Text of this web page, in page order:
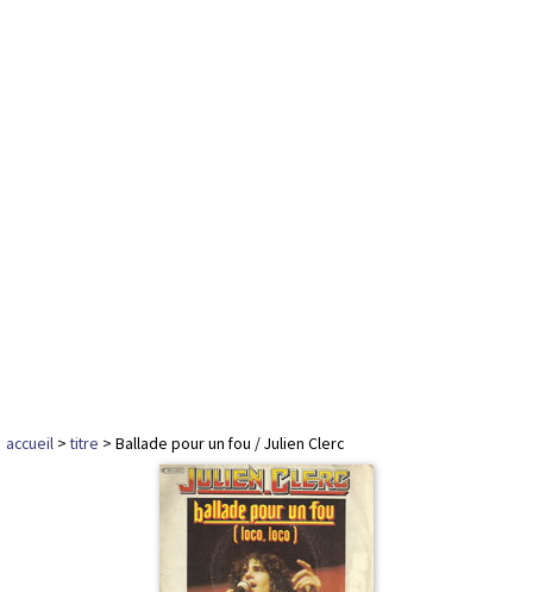
accueil >titre > Ballade pour un fou / Julien Clerc